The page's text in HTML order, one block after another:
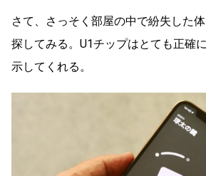
さて、さっそく部屋の中で紛失した体
探してみる。U1チップはとても正確
示してくれる。